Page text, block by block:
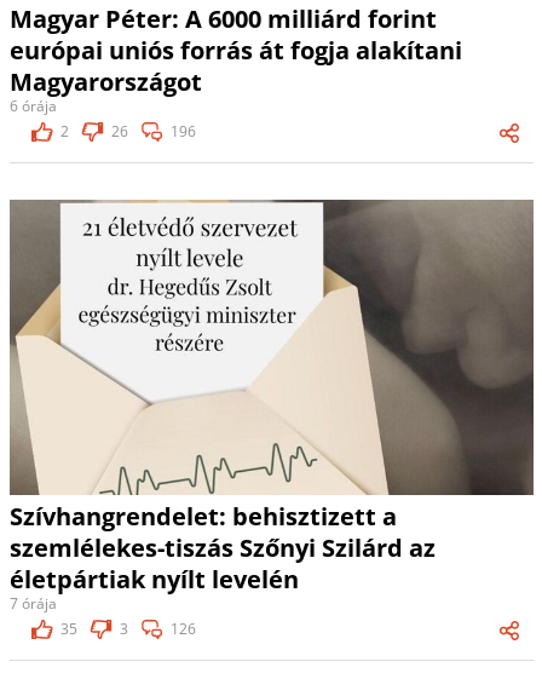
Magyar Péter: A 6000 milliárd forint
európai uniós forrás át fogja alakítani
Magyarországot
6 órája
2
26 196
Szívhangrendelet: behisztizett a
szemlélekes-tiszás Szőnyi Szilárd az
életpártiak nyílt levelén
7 órája
35
3 126